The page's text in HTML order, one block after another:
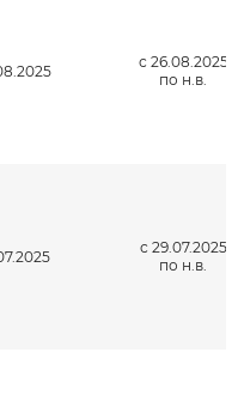
с 26.08.2025
по н.в.
с 29.07.2025
по н.в.